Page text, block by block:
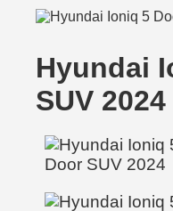
Hyundai
SUV